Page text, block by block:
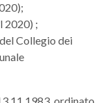
2020) ;
Collegio dei